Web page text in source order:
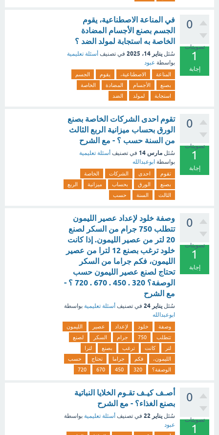
0
تصويتات
1
إجابة
في المناعة الاصطناعية، يقوم
الجسم بصنع الأجسام المضادة
الخاصة به استجابة لمولد الضد ؟
سُئل يناير 14، 2025 في تصنيف أسئلة تعليمية
بواسطة عبود
المناعة الاصطناعية، يقوم
الجسم
بصنع
الأجسام المضادة
الخاصة
استجابة
لمولد الضد
0
تصويتات
1
إجابة
تقوم احدى الشركات الخاصة بصنع
الورق بحساب ميزانية الربع الثالث
من السنة حسب ؟ - مع الشرح
سُئل مارس 14 في تصنيف أسئلة تعليمية
بواسطة ابوعبدالله
تقوم احدى الشركات
الخاصة
بصنع
الورق بحساب ميزانية
الربع
الثالث
السنة حسب
0
تصويتات
1
إجابة
وصفة خلود لإعداد عصير الليمون
تتطلب 750 جرام من السكر لصنع
20 لتر من عصير الليمون. إذا كانت
خلود ترغب بصنع 12 لترا من عصير
الليمون، فكم جراما من السكر
تحتاج لصنع عصير الليمون حسب
الوصفة؟ 320 . 450 . 670 . 720 ؟ -
مع الشرح
سُئل يناير 24 في تصنيف أسئلة تعليمية بواسطة
ابوعبدالله
وصفة خلود لإعداد عصير
الليمون
تتطلب
750 جرام السكر
لصنع
لتر
كانت ترغب بصنع
لترا
الليمون،
فكم جراما تحتاج
حسب
الوصفة؟
320
450
670
720
0
تصويتات
1
أصـف كيـف تقـوم الخلايا النباتية
بصنع الغذاء؟ - مع الشرح
سُئل يناير 22 في تصنيف أسئلة تعليمية بواسطة
عبود